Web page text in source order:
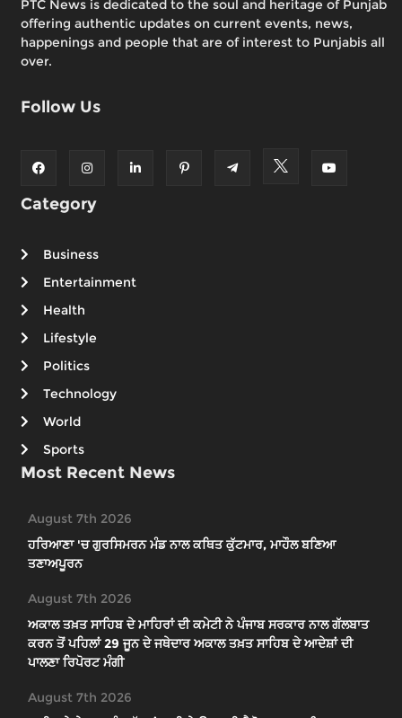
PTC News is dedicated to the soul and heritage of Punjab
offering authentic updates on current events, news,
happenings and people that are of interest to Punjabis all
over.
Follow Us
Category
Business
Entertainment
Health
Lifestyle
Politics
Technology
World
Sports
Most Recent News
August 7th 2026
ਹਰਿਆਣਾ 'ਚ ਗੁਰਸਿਮਰਨ ਮੰਡ ਨਾਲ ਕਥਿਤ ਕੁੱਟਮਾਰ, ਮਾਹੌਲ ਬਣਿਆ
ਤਣਾਅਪੂਰਨ
August 7th 2026
ਅਕਾਲ ਤਖ਼ਤ ਸਾਹਿਬ ਦੇ ਮਾਹਿਰਾਂ ਦੀ ਕਮੇਟੀ ਨੇ ਪੰਜਾਬ ਸਰਕਾਰ ਨਾਲ ਗੱਲਬਾਤ
ਕਰਨ ਤੋਂ ਪਹਿਲਾਂ 29 ਜੂਨ ਦੇ ਜਥੇਦਾਰ ਅਕਾਲ ਤਖ਼ਤ ਸਾਹਿਬ ਦੇ ਆਦੇਸ਼ਾਂ ਦੀ
ਪਾਲਣਾ ਰਿਪੋਰਟ ਮੰਗੀ
August 7th 2026